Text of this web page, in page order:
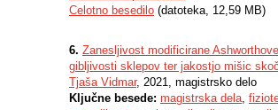
Celotno besedilo (datoteka, 12,59 MB)
6. Zanesljivost modificirane
gibljivosti sklepov ter jakostjo mišic
Tjaša Vidmar, 2021, magistrsko delo
Ključne besede: magistrska dela,